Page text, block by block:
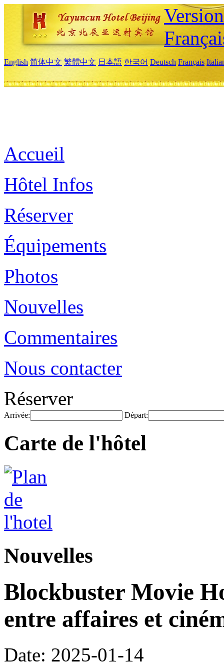
English 简体中文 繁體中文 日本語 한국어 Deutsch Français
Accueil
Hôtel Infos
Réserver
Équipements
Photos
Nouvelles
Commentaires
Nous contacter
Réserver
Arrivée: Départ:
Carte de l'hôtel
Nouvelles
Blockbuster Movie
entre affaires et
Date: 2025-01-14